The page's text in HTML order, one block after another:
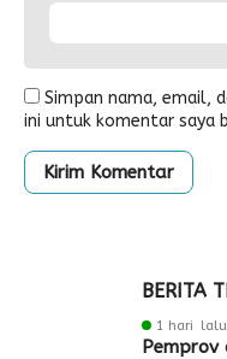
Simpan nama, email,
ini untuk komentar saya
BERITA
1 hari lalu
Pemprov